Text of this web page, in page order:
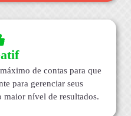
de contas para que
para gerenciar seus
maior nível de resultados.